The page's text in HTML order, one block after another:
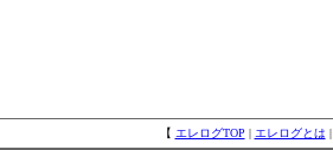
【 エレログTOP | エレログとは